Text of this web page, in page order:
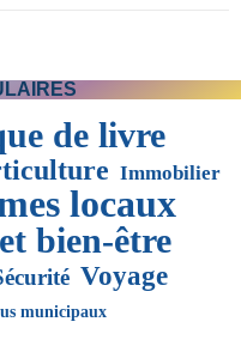
de livre
Immobilier
locaux
bien-être
Voyage
municipaux